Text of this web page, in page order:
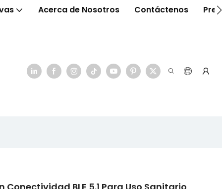
Acerca de Nosotros Contáctenos